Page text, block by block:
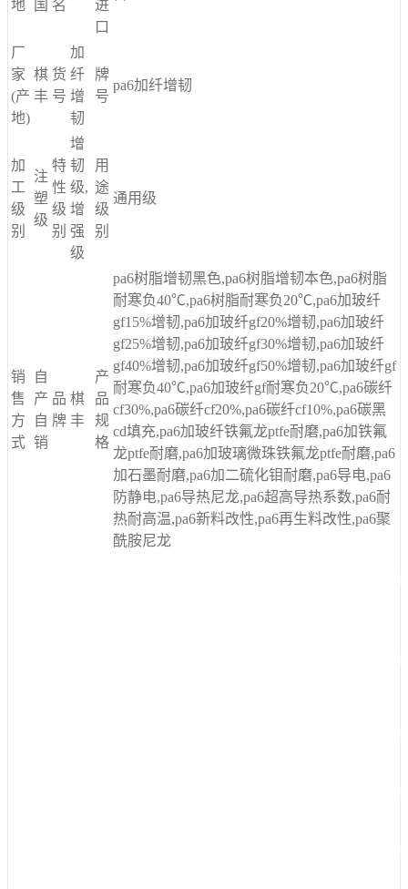
地
国 名
进
口
厂
家
(产
地)
棋
丰
货
号
加
纤
增
韧
牌
号
pa6加纤增韧
加
工
级
别
注
塑
级
特
性
级
别
增
韧
级,
增
强
级
用
途
级
别
通用级
销
售
方
式
自
产
自
销
品
牌
棋
丰
产
品
规
格
pa6树脂增韧黑色,pa6树脂增韧本色,pa6树脂
耐寒负40℃,pa6树脂耐寒负20℃,pa6加玻纤
gf15%增韧,pa6加玻纤gf20%增韧,pa6加玻纤
gf25%增韧,pa6加玻纤gf30%增韧,pa6加玻纤
gf40%增韧,pa6加玻纤gf50%增韧,pa6加玻纤gf
耐寒负40℃,pa6加玻纤gf耐寒负20℃,pa6碳纤
cf30%,pa6碳纤cf20%,pa6碳纤cf10%,pa6碳黑
cd填充,pa6加玻纤铁氟龙ptfe耐磨,pa6加铁氟
龙ptfe耐磨,pa6加玻璃微珠铁氟龙ptfe耐磨,pa6
加石墨耐磨,pa6加二硫化钼耐磨,pa6导电,pa6
防静电,pa6导热尼龙,pa6超高导热系数,pa6耐
热耐高温,pa6新料改性,pa6再生料改性,pa6聚
酰胺尼龙
pa6树脂加玻纤gf pa6加纤增韧耐寒耐低温零下40℃5030 pa6
pa6树脂加玻纤gf pa6加纤增韧耐寒耐低温零下40℃5030 pa6
pa6树脂加玻纤gf pa6加纤增韧耐寒耐低温零下40℃5030 pa6
pa6树脂加玻纤gf pa6加纤增韧耐寒耐低温零下40℃5030 pa6
pa6树脂加玻纤gf pa6加纤增韧耐寒耐低温零下40℃5030 pa6